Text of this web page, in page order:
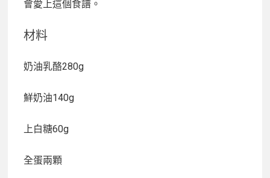
會愛上這個食譜。
材料
奶油乳酪280g
鮮奶油140g
上白糖60g
全蛋兩顆